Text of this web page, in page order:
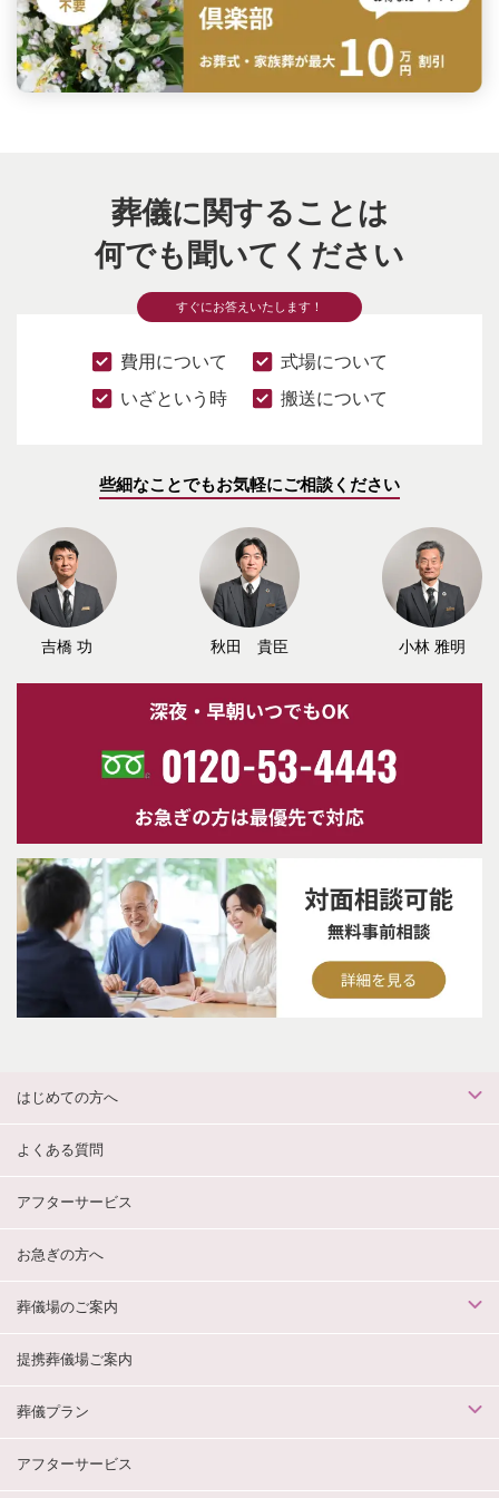
葬儀に関することは
何でも聞いてください
すぐにお答えいたします！
費用について
式場について
いざという時
搬送について
些細なことでもお気軽にご相談ください
吉橋 功 秋田 貴臣 小林 雅明
はじめての方へ
よくある質問
アフターサービス
お急ぎの方へ
葬儀場のご案内
提携葬儀場ご案内
葬儀プラン
アフターサービス